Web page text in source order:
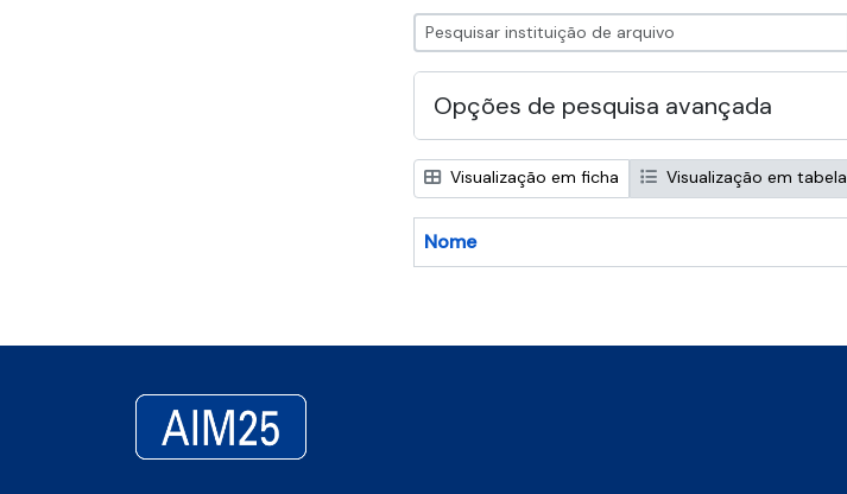
Opções de pesquisa avançada
Visualização em ficha Visualização em tabela
Nome